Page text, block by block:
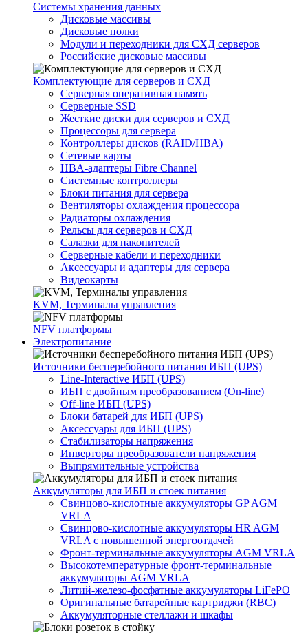
Системы хранения данных
Дисковые массивы
Дисковые полки
Модули и переходники для СХД серверов
Российские дисковые массивы
Комплектующие для серверов и СХД
Серверная оперативная память
Серверные SSD
Жесткие диски для серверов и СХД
Процессоры для сервера
Контроллеры дисков (RAID/HBA)
Сетевые карты
HBA-адаптеры Fibre Channel
Системные контроллеры
Блоки питания для сервера
Вентиляторы охлаждения процессора
Радиаторы охлаждения
Рельсы для серверов и СХД
Салазки для накопителей
Серверные кабели и переходники
Аксессуары и адаптеры для сервера
Видеокарты
KVM, Терминалы управления
NFV платформы
Электропитание
Источники бесперебойного питания ИБП (UPS)
Line-Interactive ИБП (UPS)
ИБП с двойным преобразованием (On-line)
Off-line ИБП (UPS)
Блоки батарей для ИБП (UPS)
Аксессуары для ИБП (UPS)
Стабилизаторы напряжения
Инверторы преобразователи напряжения
Выпрямительные устройства
Аккумуляторы для ИБП и стоек питания
Свинцово-кислотные аккумуляторы GP AGM
VRLA
Свинцово-кислотные аккумуляторы HR AGM
VRLA с повышенной энергоотдачей
Фронт-терминальные аккумуляторы AGM VRLA
Высокотемпературные фронт-терминальные
аккумуляторы AGM VRLA
Литий-железо-фосфатные аккумуляторы LiFePO
Оригинальные батарейные картриджи (RBC)
Аккумуляторные стеллажи и шкафы